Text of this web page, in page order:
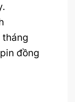
tháng
đồng